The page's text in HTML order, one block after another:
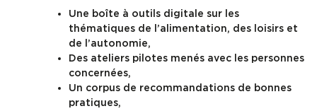
Une boîte à outils digitale sur les
thématiques de l’alimentation, des loisirs et
de l’autonomie,
Des ateliers pilotes menés avec les personnes
concernées,
Un corpus de recommandations de bonnes
pratiques,